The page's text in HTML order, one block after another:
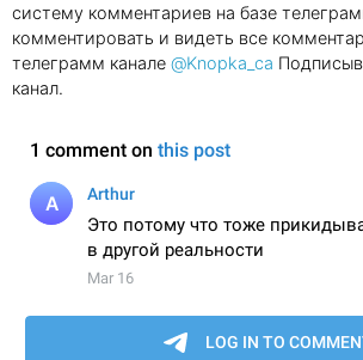
систему комментариев на базе
комментировать и видеть все
телеграмм канале @Knopka_ca
канал.